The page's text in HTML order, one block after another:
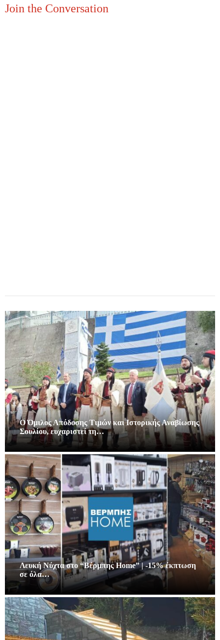
Join the Conversation
Ο Όμιλος Απόδοσης Τιμών και Ιστορικής Αναβίωσης
Σουλίου, ευχαριστεί τη…
Λευκή Νύχτα στο “Βέρμπης Home” | -15% έκπτωση
σε όλα…